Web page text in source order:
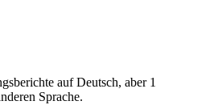
auf Deutsch, aber 1
Sprache.